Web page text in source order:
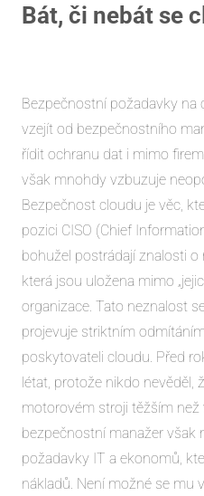
Bát, či nebát se
Bezpečnostní požadavky
vzejít od bezpečnostního
řídit ochranu dat i mimo
však mnohdy vzbuzuje
Bezpečnost cloudu je věc,
pozici CISO (Chief
bohužel postrádají znalosti
která jsou uložena mimo
organizace. Tato neznalost
projevuje striktním
poskytovateli cloudu. Před
létat, protože nikdo nevěděl,
motorovém stroji těžším
bezpečnostní manažer však
požadavky IT a ekonomů,
nákladů. Není možné se mu